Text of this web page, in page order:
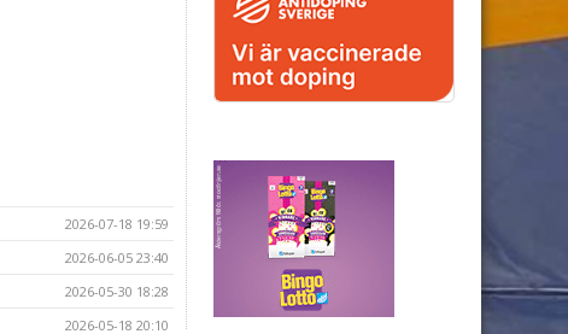
2026-07-18 19:59
2026-06-05 23:40
2026-05-30 18:28
2026-05-18 20:10